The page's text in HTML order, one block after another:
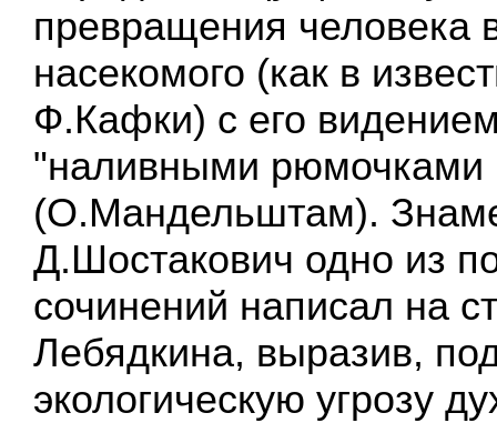
превращения человека
насекомого (как в
Ф.Кафки) с его
"наливными рюмочками
(О.Мандельштам).
Д.Шостакович одно из
сочинений написал на
Лебядкина, выразив,
экологическую угрозу